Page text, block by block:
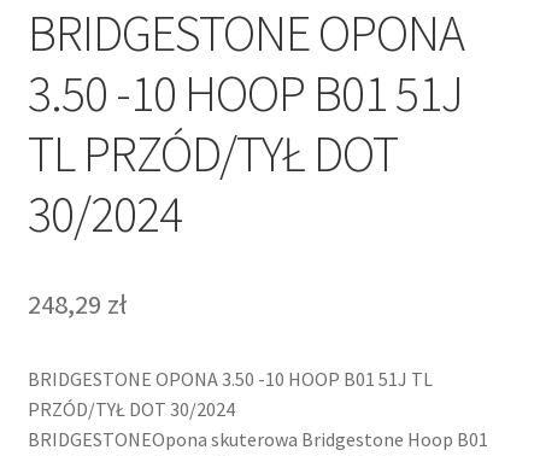
BRIDGESTONE OPONA
3.50 -10 HOOP B01 51J
TL PRZÓD/TYŁ DOT
30/2024
248,29 zł
BRIDGESTONE OPONA 3.50 -10 HOOP B01 51J TL
PRZÓD/TYŁ DOT 30/2024
BRIDGESTONEOpona skuterowa Bridgestone Hoop B01